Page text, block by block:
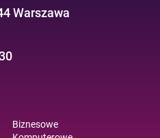
Warszawa
Biznesowe